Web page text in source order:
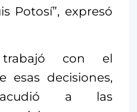
Potosí”, expresó
con el
esas decisiones,
acudió a las